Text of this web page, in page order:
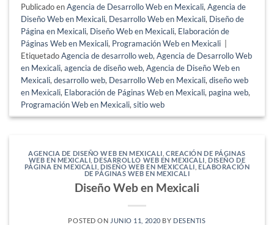
Publicado enAgencia de Desarrollo Web en Mexicali,Agencia de
Diseño Web en Mexicali, Desarrollo Web en Mexicali, Diseño de
Página en Mexicali, Diseño Web en Mexicali, Elaboración de
Páginas Web en Mexicali, Programación Web en Mexicali
EtiquetadoAgencia de desarrollo web,Agencia de Desarrollo Web
en Mexicali,agencia de diseño web,Agencia de Diseño Web en
Mexicali,desarrollo web, Desarrollo Web en Mexicali,diseño web
en Mexicali, Elaboración de Páginas Web en Mexicali, pagina web,
Programación Web en Mexicali,sitio web
AGENCIA DE DISEÑO WEB EN MEXICALI CREACIÓN DE PÁGINAS
WEB EN MEXICALI ,DESARROLLO WEB EN MEXICALI ,DISEÑO DE
PÁGINA EN MEXICALI ,DISEÑO WEB EN MEXICCALI ,ELABORACIÓN
DE PÁGINAS WEB EN MEXICALI
Diseño Web en Mexicali
POSTED ON JUNIO 11, 2020 BY DESENTIS